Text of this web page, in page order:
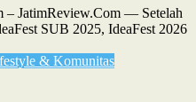
– JatimReview.Com — Setelah
SUB 2025, IdeaFest 2026
& Komunitas